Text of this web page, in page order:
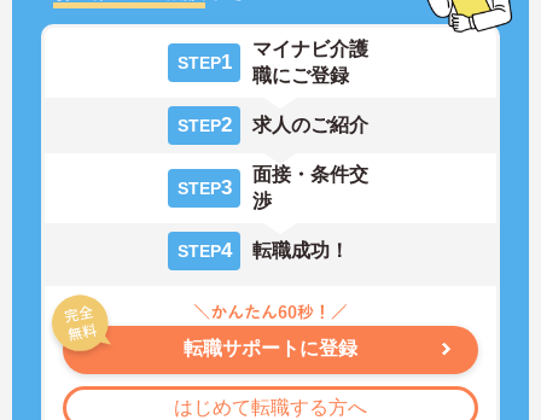
STEP1
マイナビ介護
職にご登録
STEP2 求人のご紹介
STEP3
面接・条件交
渉
STEP4 転職成功！
転職サポートに登録
はじめて転職する方へ